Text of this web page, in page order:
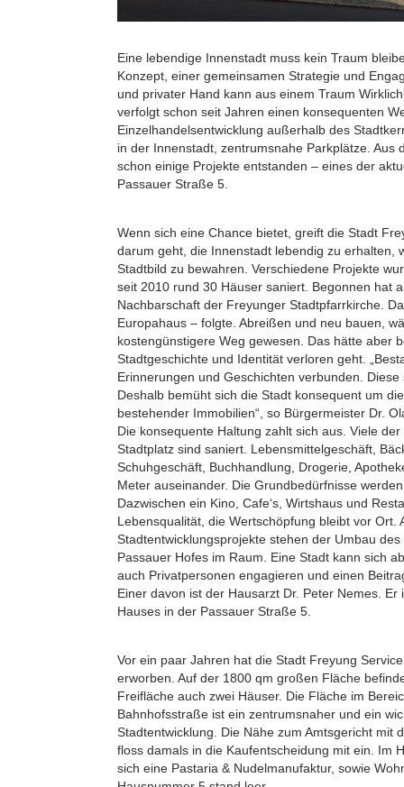
Eine lebendige Innenstadt muss kein Traum
Konzept, einer gemeinsamen Strategie und
und privater Hand kann aus einem Traum
verfolgt schon seit Jahren einen konsequenten
Einzelhandelsentwicklung außerhalb des
in der Innenstadt, zentrumsnahe Parkplätze. Aus
schon einige Projekte entstanden – eines der
Passauer Straße 5.
Wenn sich eine Chance bietet, greift die Stadt
darum geht, die Innenstadt lebendig zu erhalten,
Stadtbild zu bewahren. Verschiedene Projekte
seit 2010 rund 30 Häuser saniert. Begonnen hat
Nachbarschaft der Freyunger Stadtpfarrkirche.
Europahaus – folgte. Abreißen und neu bauen,
kostengünstigere Weg gewesen. Das hätte aber
Stadtgeschichte und Identität verloren geht.
Erinnerungen und Geschichten verbunden.
Deshalb bemüht sich die Stadt konsequent um
bestehender Immobilien“, so Bürgermeister Dr.
Die konsequente Haltung zahlt sich aus. Viele
Stadtplatz sind saniert. Lebensmittelgeschäft,
Schuhgeschäft, Buchhandlung, Drogerie,
Meter auseinander. Die Grundbedürfnisse
Dazwischen ein Kino, Cafe‘s, Wirtshaus und
Lebensqualität, die Wertschöpfung bleibt vor Ort.
Stadtentwicklungsprojekte stehen der Umbau
Passauer Hofes im Raum. Eine Stadt kann sich
auch Privatpersonen engagieren und einen
Einer davon ist der Hausarzt Dr. Peter Nemes.
Hauses in der Passauer Straße 5.
Vor ein paar Jahren hat die Stadt Freyung
erworben. Auf der 1800 qm großen Fläche
Freifläche auch zwei Häuser. Die Fläche im
Bahnhofsstraße ist ein zentrumsnaher und ein
Stadtentwicklung. Die Nähe zum Amtsgericht mit
floss damals in die Kaufentscheidung mit ein. Im
sich eine Pastaria & Nudelmanufaktur, sowie